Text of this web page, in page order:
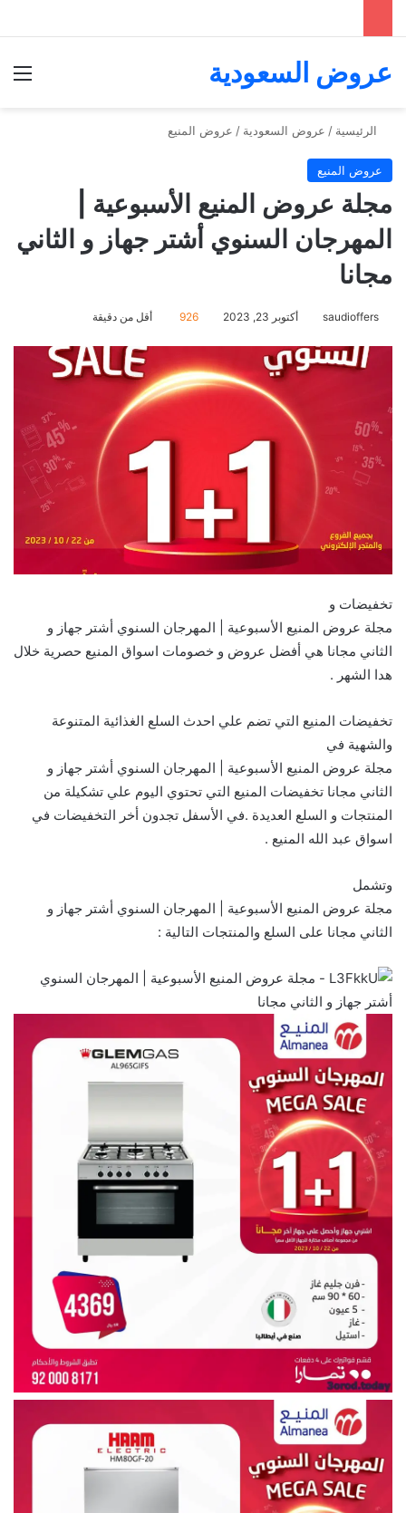
عروض السعودية
الرئيسية / عروض السعودية / عروض المنيع
عروض المنيع
مجلة عروض المنيع الأسبوعية |
المهرجان السنوي أشتر جهاز و الثاني
مجانا
saudioffers أكتوبر 23, 2023 926 أقل من دقيقة
تخفيضات و
مجلة عروض المنيع الأسبوعية | المهرجان السنوي أشتر جهاز و
الثاني مجانا هي أفضل عروض و خصومات اسواق المنيع حصرية خلال
هدا الشهر .
تخفيضات المنيع التي تضم علي احدث السلع الغذائية المتنوعة
والشهية في
مجلة عروض المنيع الأسبوعية | المهرجان السنوي أشتر جهاز و
الثاني مجانا تخفيضات المنيع التي تحتوي اليوم علي تشكيلة من
المنتجات و السلع العديدة .في الأسفل تجدون أخر التخفيضات في
اسواق عبد الله المنيع .
وتشمل
مجلة عروض المنيع الأسبوعية | المهرجان السنوي أشتر جهاز و
الثاني مجانا على السلع والمنتجات التالية :